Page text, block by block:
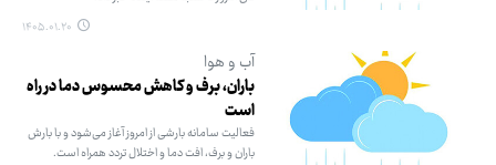
۱۴۰۵.۰۱.۲۰
آب و هوا
باران، برف و کاهش محسوس دما در راه
است
فعالیت سامانه بارشی از امروز آغاز می‌شود و با بارش
باران و برف، افت دما و اختلال تردد همراه است.